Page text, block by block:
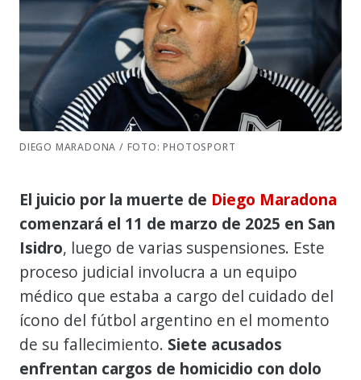
DIEGO MARADONA / FOTO: PHOTOSPORT
El juicio por la muerte de Diego Maradona
comenzará el 11 de marzo de 2025 en San
Isidro, luego de varias suspensiones. Este
proceso judicial involucra a un equipo
médico que estaba a cargo del cuidado del
ícono del fútbol argentino en el momento
de su fallecimiento. Siete acusados
enfrentan cargos de homicidio con dolo